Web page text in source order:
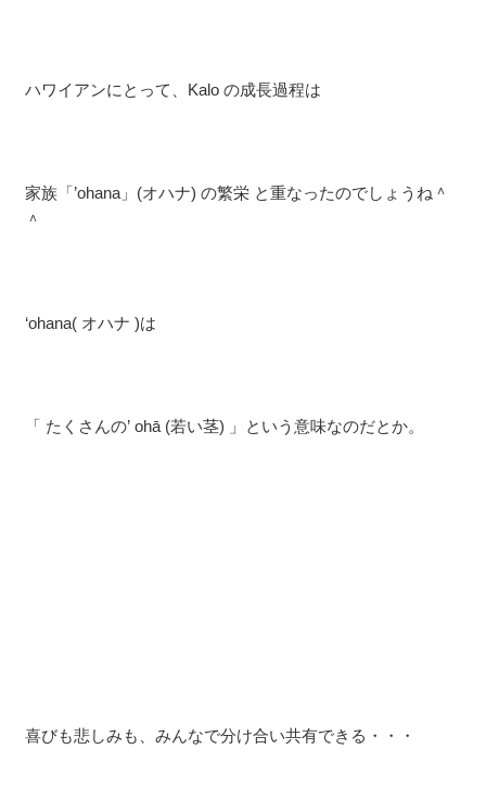
ハワイアンにとって、Kalo の成長過程は
家族「’ohana」(オハナ) の繁栄 と重なったのでしょうね＾
＾
‘ohana( オハナ )は
「 たくさんの’ ohā (若い茎) 」という意味なのだとか。
喜びも悲しみも、みんなで分け合い共有できる・・・